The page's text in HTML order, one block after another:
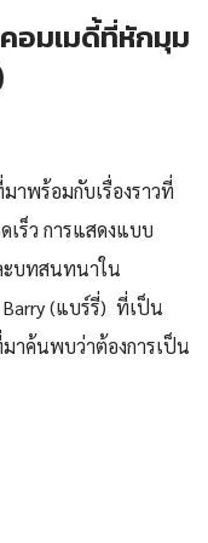
คอมเมดี้ที่หักมุม
พร้อมกับเรื่องราวที่
เร็ว การแสดงแบบ
ะบทสนทนาใน
(แบร์รี่) ที่เป็น
าค้นพบว่าต้องการเป็น